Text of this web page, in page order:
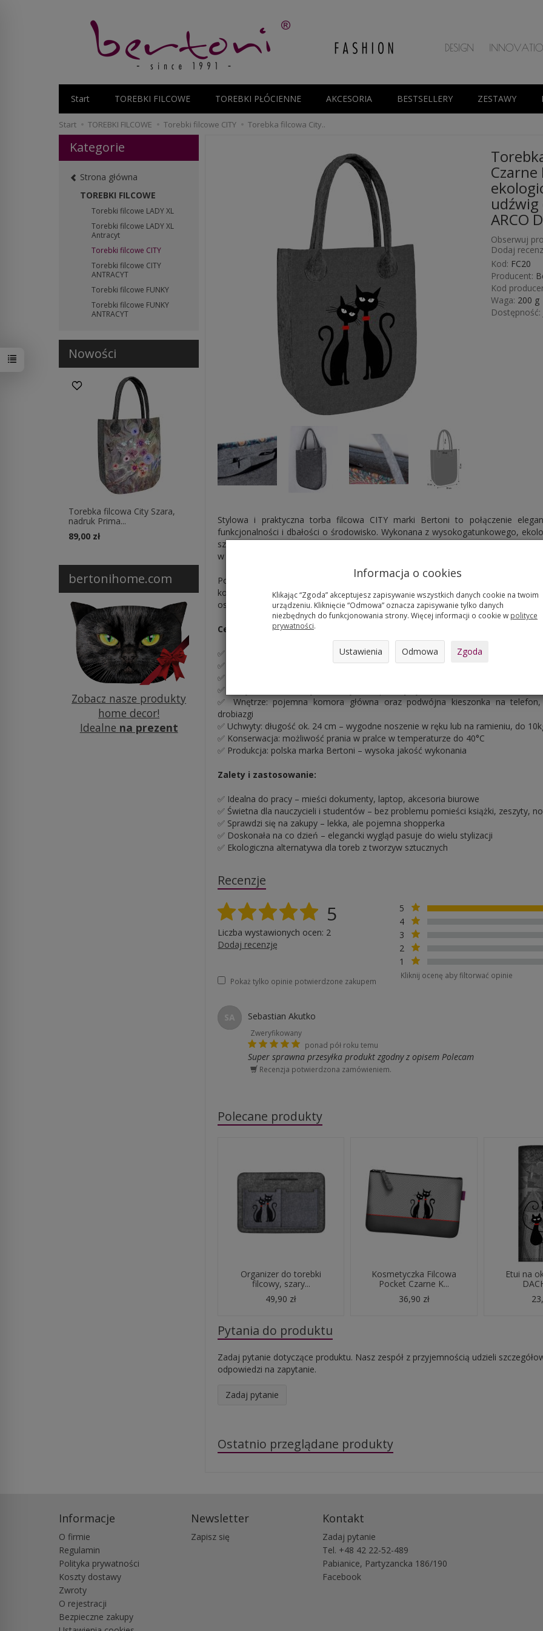
Start TOREBKI FILCOWE TOREBKI PŁÓCIENNE AKCESORIA BESTSELLERY ZESTAWY
Start TOREBKI FILCOWE Torebki filcowe CITY Torebka filcowa City..
udźwig
ARCO
Obserwuj
Dodaj
Kod: FC20
Producent:
Kod
Waga: 200 g
Dostępność:
Stylowa i praktyczna torba filcowa CITY marki Bertoni to połączenie
funkcjonalności i dbałości o środowisko. Wykonana z wysokogatunkowego,
szarym kolorze, wzbogacona o trwały nadruk full-color, sprawdzi się zarówno w
w szkole, jak i w czasie codziennych wyjść na zakupy czy spotkania.
Pojemna komora główna bez trudu mieści dokumenty formatu A4, laptop lub
konstrukcja i dodatkowe kieszonki zapewniają bezpieczeństwo i porządek. To
osób ceniących połączenie nowoczesnego stylu, wygody i trwałości.
Cechy produktu:
✅ Materiał: wysokiej jakości, ekologiczny filc – trwały, lekki, przyjazny środowisku
✅ Kolor: szary z nadrukiem – modny, uniwersalny, odporny na ścieranie
✅ Wymiary: ok. 42 × 35 × 10 cm – mieści format A4 i większe
✅ Zamykanie: zamek błyskawiczny zabezpieczający zawartość
✅ Wnętrze: pojemna komora główna oraz podwójna kieszonka na
drobiazgi
✅ Uchwyty: długość ok. 24 cm – wygodne noszenie w ręku lub na ramieniu, do
✅ Konserwacja: możliwość prania w pralce w temperaturze do 40°C
✅ Produkcja: polska marka Bertoni – wysoka jakość wykonania
Zalety i zastosowanie:
✅ Idealna do pracy – mieści dokumenty, laptop, akcesoria biurowe
✅ Świetna dla nauczycieli i studentów – bez problemu pomieści książki, zeszyty,
✅ Sprawdzi się na zakupy – lekka, ale pojemna shopperka
✅ Doskonała na co dzień – elegancki wygląd pasuje do wielu stylizacji
✅ Ekologiczna alternatywa dla toreb z tworzyw sztucznych
Recenzje
5
Liczba wystawionych ocen: 2
Dodaj recenzję
Pokaż tylko opinie potwierdzone zakupem
5
4
3
2
1
Kliknij ocenę aby filtorwać opinie
SA Sebastian Akutko
Zweryfikowany
ponad pół roku temu
Super sprawna przesyłka produkt zgodny z opisem Polecam
Recenzja potwierdzona zamówieniem.
Polecane produkty
Organizer do torebki
filcowy, szary...
49,90 zł
Kosmetyczka Filcowa
Pocket Czarne K...
36,90 zł
Etui na
Pytania do produktu
Zadaj pytanie dotyczące produktu. Nasz zespół z przyjemnością udzieli
odpowiedzi na zapytanie.
Zadaj pytanie
Ostatnio przeglądane produkty
W ostatnich 30 dniach produktem interesują się osoby.
Kategorie
Strona główna
TOREBKI FILCOWE
Torebki filcowe LADY XL
Torebki filcowe LADY XL
Antracyt
Torebki filcowe CITY
Torebki filcowe CITY
ANTRACYT
Torebki filcowe FUNKY
Torebki filcowe FUNKY
ANTRACYT
Nowości
Torebka filcowa City Szara,
nadruk Prima...
89,00 zł
bertonihome.com
Zobacz nasze produkty
home decor!
Idealne na prezent
Informacje
O firmie
Regulamin
Polityka prywatności
Koszty dostawy
Zwroty
O rejestracji
Bezpieczne zakupy
Newsletter
Zapisz się
Kontakt
Zadaj pytanie
Tel. +48 42 22-52-489
Pabianice, Partyzancka 186/190
Facebook
Informacja o cookies
Klikając “Zgoda” akceptujesz zapisywanie wszystkich danych cookie na twoim
urządzeniu. Kliknięcie “Odmowa” oznacza zapisywanie tylko danych
niezbędnych do funkcjonowania strony. Więcej informacji o cookie w polityce
prywatności.
Ustawienia Odmowa Zgoda